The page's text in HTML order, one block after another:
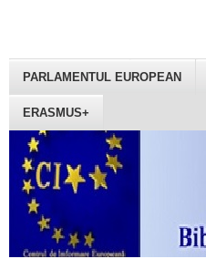
PARLAMENTUL EUROPEAN
ERASMUS+